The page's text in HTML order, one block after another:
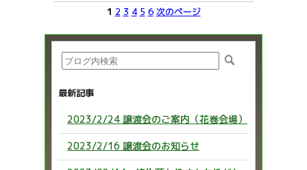
1 2 3 4 5 6 次のページ
最新記事
2023/2/24 譲渡会のご案内（花巻会場）
2023/2/16 譲渡会のお知らせ